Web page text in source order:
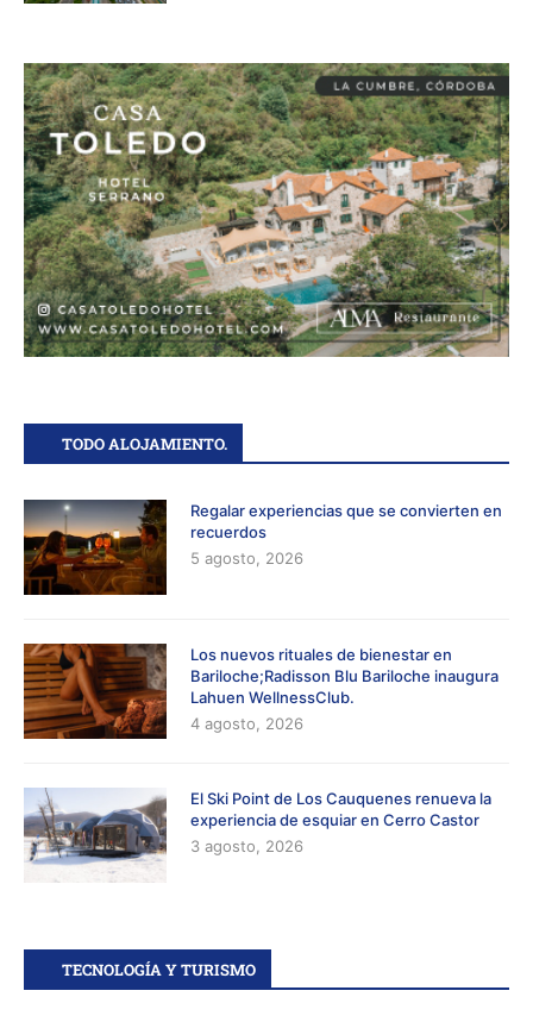
TODO ALOJAMIENTO.
Regalar experiencias que se convierten en
recuerdos
5 agosto, 2026
Los nuevos rituales de bienestar en
Bariloche;Radisson Blu Bariloche inaugura
Lahuen WellnessClub.
4 agosto, 2026
El Ski Point de Los Cauquenes renueva la
experiencia de esquiar en Cerro Castor
3 agosto, 2026
TECNOLOGÍA Y TURISMO